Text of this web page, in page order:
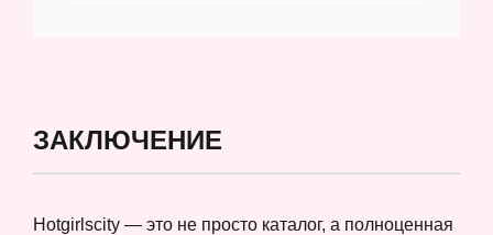
ЗАКЛЮЧЕНИЕ
Hotgirlscity — это не просто каталог, а полноценная